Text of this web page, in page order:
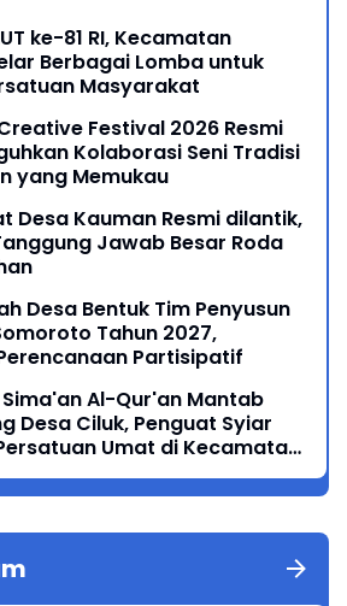
ke-81 RI, Kecamatan
Berbagai Lomba untuk
Masyarakat
Festival 2026 Resmi
Kolaborasi Seni Tradisi
yang Memukau
Desa Kauman Resmi dilantik,
Jawab Besar Roda
Desa Bentuk Tim Penyusun
Tahun 2027,
Partisipatif
Al-Qur'an Mantab
Desa Ciluk, Penguat Syiar
Umat di Kecamatan